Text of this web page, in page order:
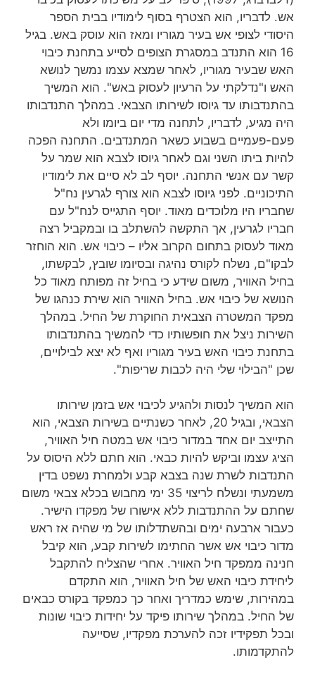
אש. לדבריו, הוא הצטרף בסוף לימודיו בבית הספר
היסודי לצופי אש בעיר מגוריו ומאז הוא עוסק באש. בגיל
16 הוא התנדב במסגרת הצופים לסייע בתחנת כיבוי
האש שבעיר מגוריו, לאחר שמצא עצמו נמשך לנושא
האש ו"נדלקתי על הרעיון לעסוק באש". הוא המשיך
בהתנדבותו עד גיוסו לשירותו הצבאי. במהלך התנדבותו
היה מגיע, לדבריו, לתחנה מדי יום ביומו ולא
פעם-פעמיים בשבוע כשאר המתנדבים. התחנה הפכה
להיות ביתו השני וגם לאחר גיוסו לצבא הוא שמר על
קשר עם אנשי התחנה. יוסף לב לא סיים את לימודיו
התיכוניים. לפני גיוסו לצבא הוא צורף לגרעין נח"ל
שחבריו היו מלוכדים מאוד. יוסף התגייס לנח"ל עם
חבריו לגרעין, אך התקשה להשתלב בו ובמקביל רצה
מאוד לעסוק בתחום הקרוב אליו – כיבוי אש. הוא הוחזר
לבקו"ם, נשלח לקורס נהיגה ובסיומו שובץ, לבקשתו,
בחיל האוויר, משום שידע כי בחיל זה מפותח מאוד כל
הנושא של כיבוי אש. בחיל האוויר הוא שירת כנהגו של
מפקד המשטרה הצבאית החוקרת של החיל. במהלך
השירות ניצל את חופשותיו כדי להמשיך בהתנדבותו
בתחנת כיבוי האש בעיר מגוריו ואף לא יצא לבילויים,
שכן "הבילוי שלי היה לכבות שריפות".
הוא המשיך לנסות ולהגיע לכיבוי אש בזמן שירותו
הצבאי, ובגיל 20, לאחר כשנתיים בשירות הצבאי, הוא
התייצב יום אחד במדור כיבוי אש במטה חיל האוויר,
הציג עצמו וביקש להיות כבאי. הוא חתם ללא היסוס על
התנדבות לשרת שנה בצבא קבע ולמחרת נשפט בדין
משמעתי ונשלח לריצוי 35 ימי מחבוש בכלא צבאי משום
שחתם על ההתנדבות ללא אישורו של מפקדו הישיר.
כעבור ארבעה ימים ובהשתדלותו של מי שהיה אז ראש
מדור כיבוי אש אשר החתימו לשירות קבע, הוא קיבל
חנינה ממפקד חיל האוויר. אחרי שהצליח להתקבל
ליחידת כיבוי האש של חיל האוויר, הוא התקדם
במהירות, שימש כמדריך ואחר כך כמפקד בקורס כבאים
של החיל. במהלך שירותו פיקד על יחידות כיבוי שונות
ובכל תפקידיו זכה להערכת מפקדיו, שסייעה
להתקדמותו.